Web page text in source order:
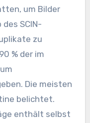
um Bilder
SCIN-
zu
% der im
Die meisten
belichtet.
enthält selbst